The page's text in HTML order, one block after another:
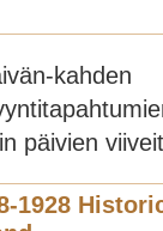
kahden
päivien
1928